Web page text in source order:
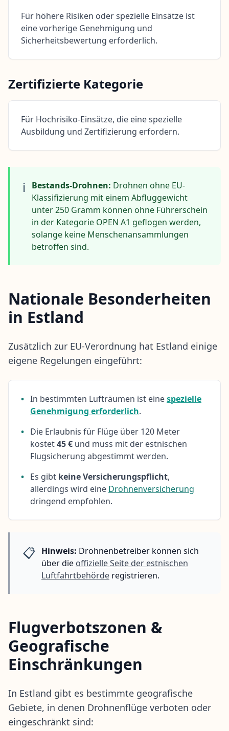
Für höhere Risiken oder spezielle Einsätze ist
eine vorherige Genehmigung und
Sicherheitsbewertung erforderlich.
Zertifizierte Kategorie
Für Hochrisiko-Einsätze, die eine spezielle
Ausbildung und Zertifizierung erfordern.
ℹ️ Bestands-Drohnen: Drohnen ohne EU-
Klassifizierung mit einem Abfluggewicht
unter 250 Gramm können ohne Führerschein
in der Kategorie OPEN A1 geflogen werden,
solange keine Menschenansammlungen
betroffen sind.
Nationale Besonderheiten
in Estland
Zusätzlich zur EU-Verordnung hat Estland einige
eigene Regelungen eingeführt:
• In bestimmten Lufträumen ist einespezielle
Genehmigung erforderlich.
• Die Erlaubnis für Flüge über 120 Meter
kostet45 € und muss mit der estnischen
Flugsicherung abgestimmt werden.
• Es gibt keine Versicherungspflicht,
allerdings wird eine Drohnenversicherung
dringend empfohlen.
📋 Hinweis: Drohnenbetreiber können sich
über die offizielle Seite der estnischen
Luftfahrtbehörde registrieren.
Flugverbotszonen &
Geografische
Einschränkungen
In Estland gibt es bestimmte geografische
Gebiete, in denen Drohnenflüge verboten oder
eingeschränkt sind: